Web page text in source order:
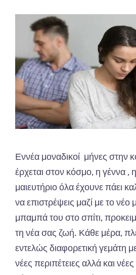
Εννέα μοναδικοί μήνες στην
έρχεται στον κόσμο, η γέννα
μαιευτήριο όλα έχουνε πάει
να επιστρέψεις μαζί με το νέο
μπαμπά του στο σπίτι,
τη νέα σας ζωή. Κάθε μέρα,
εντελώς διαφορετική γεμάτη
νέες περιπέτειες αλλά και